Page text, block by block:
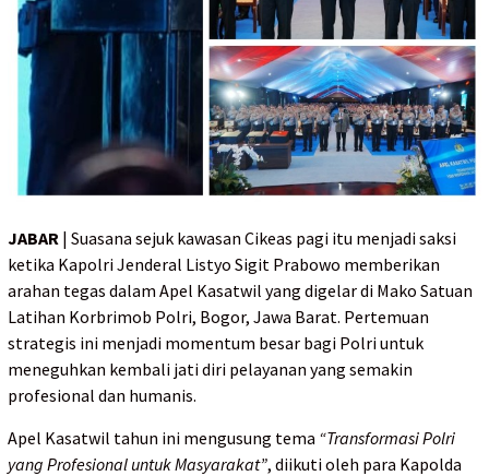
JABAR | Suasana sejuk kawasan Cikeas pagi itu menjadi saksi
ketika Kapolri Jenderal Listyo Sigit Prabowo memberikan
arahan tegas dalam Apel Kasatwil yang digelar di Mako Satuan
Latihan Korbrimob Polri, Bogor, Jawa Barat. Pertemuan
strategis ini menjadi momentum besar bagi Polri untuk
meneguhkan kembali jati diri pelayanan yang semakin
profesional dan humanis.
Apel Kasatwil tahun ini mengusung tema “Transformasi Polri
yang Profesional untuk Masyarakat”, diikuti oleh para Kapolda